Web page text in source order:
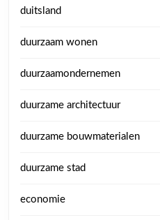
duitsland
duurzaam wonen
duurzaamondernemen
duurzame architectuur
duurzame bouwmaterialen
duurzame stad
economie